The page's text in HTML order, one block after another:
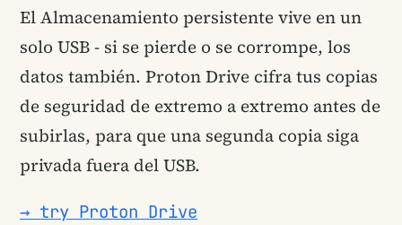
El Almacenamiento persistente vive en un
solo USB - si se pierde o se corrompe, los
datos también. Proton Drive cifra tus copias
de seguridad de extremo a extremo antes de
subirlas, para que una segunda copia siga
privada fuera del USB.
→ try Proton Drive